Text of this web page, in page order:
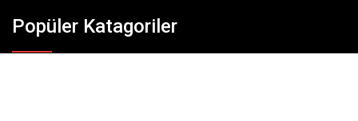
Popüler Katagoriler